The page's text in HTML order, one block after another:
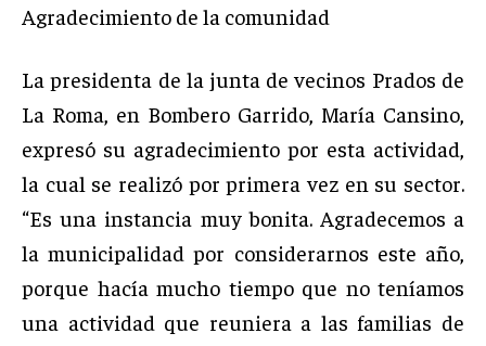
Agradecimiento de la comunidad
La presidenta de la junta de vecinos Prados de
La Roma, en Bombero Garrido, María Cansino,
expresó su agradecimiento por esta actividad,
la cual se realizó por primera vez en su sector.
“Es una instancia muy bonita. Agradecemos a
la municipalidad por considerarnos este año,
porque hacía mucho tiempo que no teníamos
una actividad que reuniera a las familias de